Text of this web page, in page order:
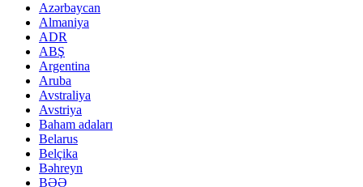
Azərbaycan
Almaniya
ADR
ABŞ
Argentina
Aruba
Avstraliya
Avstriya
Baham adaları
Belarus
Belçika
Bəhreyn
BƏƏ